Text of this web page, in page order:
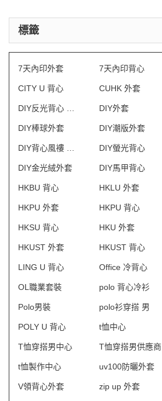
標籤
7天內印外套 7天內印背心
CITY U 背心 CUHK 外套
DIY外套
DIY棒球外套 DIY潮版外套
DIY螢光背心
DIY金光絨外套 DIY馬甲背心
HKBU 背心 HKLU 外套
HKPU 外套 HKPU 背心
HKSU 背心 HKU 外套
HKUST 外套 HKUST 背心
LING U 背心 Office 冷背心
OL職業套裝 polo 背心冷衫
Polo男裝 polo衫穿搭 男
POLY U 背心 t恤中心
T恤穿搭男中心 T恤穿搭男供應商
t恤製作中心 uv100防曬外套
V領背心外套 zip up 外套